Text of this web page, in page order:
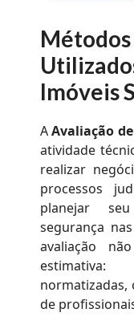
Imóveis
AAvaliação
atividade
realizar
processos
planejar
segurança
avaliação
normatizadas,
de